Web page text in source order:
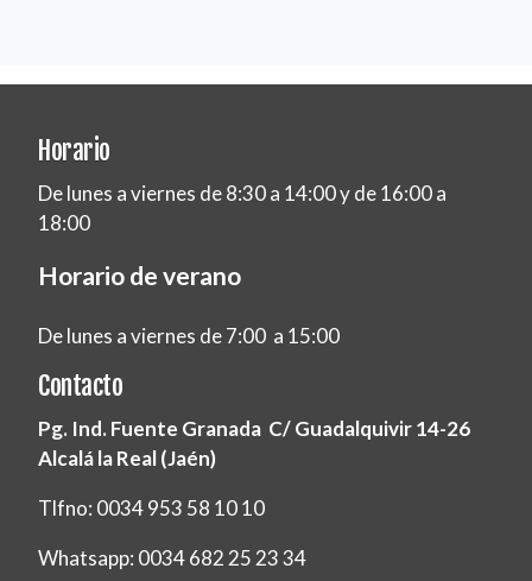
Horario
De lunes a viernes de 8:30 a 14:00 y de 16:00 a
18:00
Horario de verano
De lunes a viernes de 7:00 a 15:00
Contacto
Pg. Ind. Fuente Granada C/ Guadalquivir 14-26
Alcalá la Real (Jaén)
Tlfno: 0034 953 58 10 10
Whatsapp: 0034 682 25 23 34